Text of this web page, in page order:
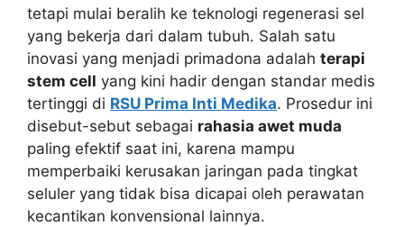
tetapi mulai beralih ke teknologi regenerasi sel
yang bekerja dari dalam tubuh. Salah satu
inovasi yang menjadi primadona adalah terapi
stem cell yang kini hadir dengan standar medis
tertinggi di RSU Prima Inti Medika. Prosedur ini
disebut-sebut sebagai rahasia awet muda
paling efektif saat ini, karena mampu
memperbaiki kerusakan jaringan pada tingkat
seluler yang tidak bisa dicapai oleh perawatan
kecantikan konvensional lainnya.